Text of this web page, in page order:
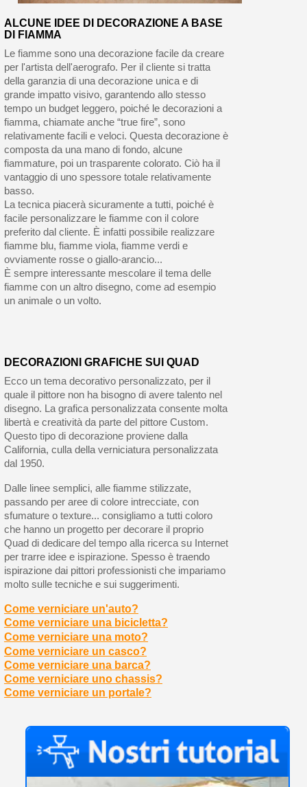
ALCUNE IDEE DI DECORAZIONE A BASE
DI FIAMMA
Le fiamme sono una decorazione facile da creare
per l'artista dell'aerografo. Per il cliente si tratta
della garanzia di una decorazione unica e di
grande impatto visivo, garantendo allo stesso
tempo un budget leggero, poiché le decorazioni a
fiamma, chiamate anche “true fire”, sono
relativamente facili e veloci. Questa decorazione è
composta da una mano di fondo, alcune
fiammature, poi un trasparente colorato. Ciò ha il
vantaggio di uno spessore totale relativamente
basso.
La tecnica piacerà sicuramente a tutti, poiché è
facile personalizzare le fiamme con il colore
preferito dal cliente. È infatti possibile realizzare
fiamme blu, fiamme viola, fiamme verdi e
ovviamente rosse o giallo-arancio...
È sempre interessante mescolare il tema delle
fiamme con un altro disegno, come ad esempio
un animale o un volto.
DECORAZIONI GRAFICHE SUI QUAD
Ecco un tema decorativo personalizzato, per il
quale il pittore non ha bisogno di avere talento nel
disegno. La grafica personalizzata consente molta
libertà e creatività da parte del pittore Custom.
Questo tipo di decorazione proviene dalla
California, culla della verniciatura personalizzata
dal 1950.
Dalle linee semplici, alle fiamme stilizzate,
passando per aree di colore intrecciate, con
sfumature o texture... consigliamo a tutti coloro
che hanno un progetto per decorare il proprio
Quad di dedicare del tempo alla ricerca su Internet
per trarre idee e ispirazione. Spesso è traendo
ispirazione dai pittori professionisti che impariamo
molto sulle tecniche e sui suggerimenti.
Come verniciare un'auto?
Come verniciare una bicicletta?
Come verniciare una moto?
Come verniciare un casco?
Come verniciare una barca?
Come verniciare uno chassis?
Come verniciare un portale?